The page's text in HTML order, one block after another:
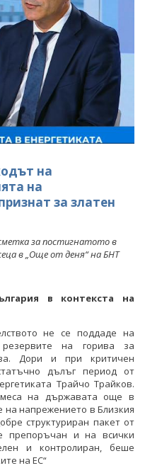
на
на
за златен
за постигнатото в
в „Още от деня“ на БНТ
в контекста на
не се поддаде на
на горива за
Дори и при критичен
дълъг период от
Трайчо Трайков.
на държавата още в
напрежението в Близкия
структуриран пакет от
препоръчан и на всички
и контролиран, беше
на ЕС“